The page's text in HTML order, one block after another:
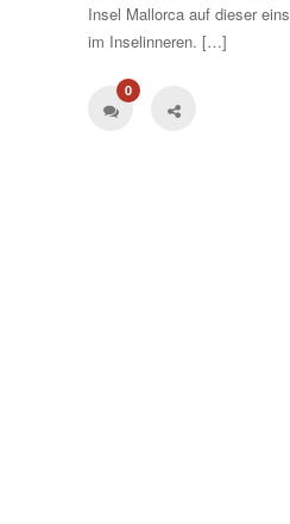
Insel Mallorca auf dieser
im Inselinneren. […]
0